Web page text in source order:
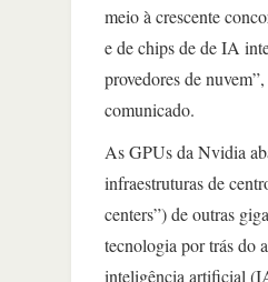
meio à crescente
e de chips de de IA
provedores de
comunicado.
As GPUs da Nvidia
infraestruturas de
centers”) de outras
tecnologia por trás do
inteligência artificial